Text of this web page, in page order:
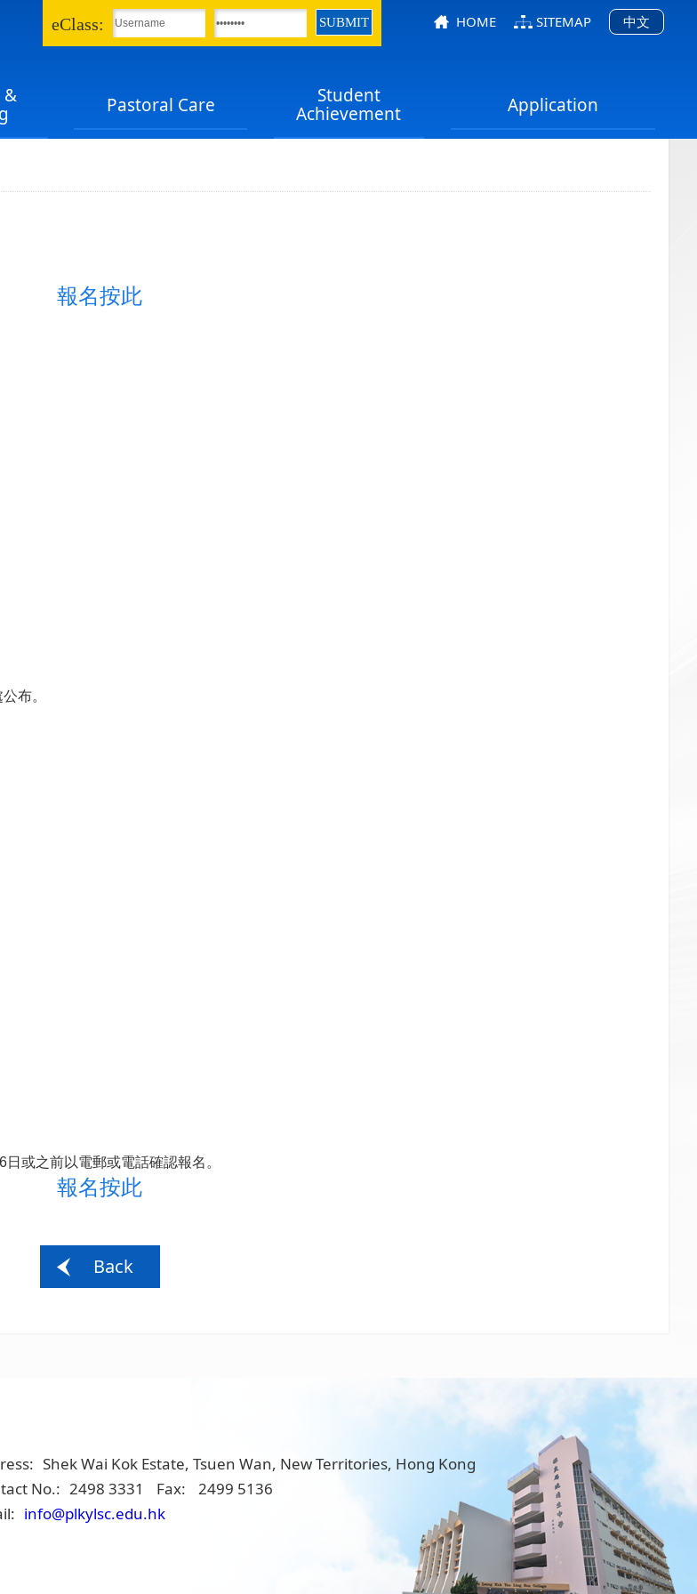
eClass: HOME SITEMAP 中文
&
Pastoral Care
Student
Achievement
Application
報名按此
布。
或之前以電郵或電話確認報名。
報名按此
Back
Shek Wai Kok Estate, Tsuen Wan, New Territories, Hong Kong
No.: 2498 3331 Fax:
2499 5136
info@plkylsc.edu.hk